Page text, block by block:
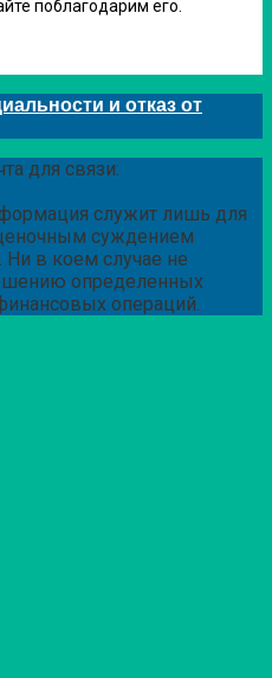
поблагодарим его.
и отказ от
для связи:
служит лишь для
суждением
Ни в коем случае не
определенных
операций.